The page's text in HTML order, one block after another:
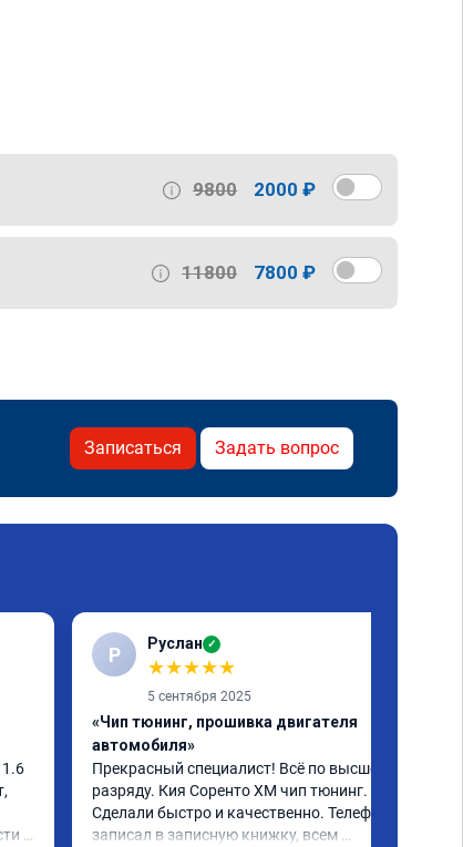
9800 2000 ₽
11800 7800 ₽
Записаться Задать вопрос
и
Р Руслан ✓
★★★★★
5 сентября 2025
«Чип тюнинг, прошивка двигателя
автомобиля»
Прекрасный специалист! Всё по высшему
разряду. Кия Соренто XM чип тюнинг.
Сделали быстро и качественно. Телефон
записал в записную книжку, всем